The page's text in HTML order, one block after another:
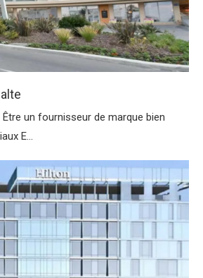
un fournisseur de marque bien
E...